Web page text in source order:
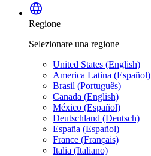
language
Regione
Selezionare una regione
United States (English)
America Latina (Español)
Brasil (Português)
Canada (English)
México (Español)
Deutschland (Deutsch)
España (Español)
France (Français)
Italia (Italiano)